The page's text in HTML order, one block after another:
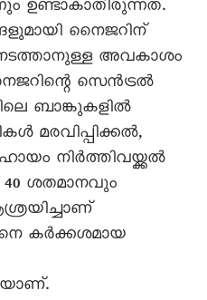
ഉണ്ടാകാതിരുന്നത്.
നെെജറിന്
അവകാശം
സെൻട്രൽ
ബാങ്കുകളിൽ
മരവിപ്പിക്കൽ,
നിർത്തിവയ്ക്കൽ
40 ശതമാനവും
കർക്കശമായ